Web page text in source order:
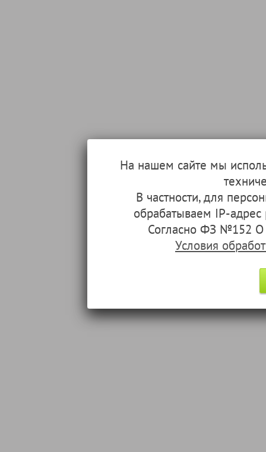
На нашем сайте мы
В частности, для
обрабатываем IP-
Согласно ФЗ №152 О
Условия